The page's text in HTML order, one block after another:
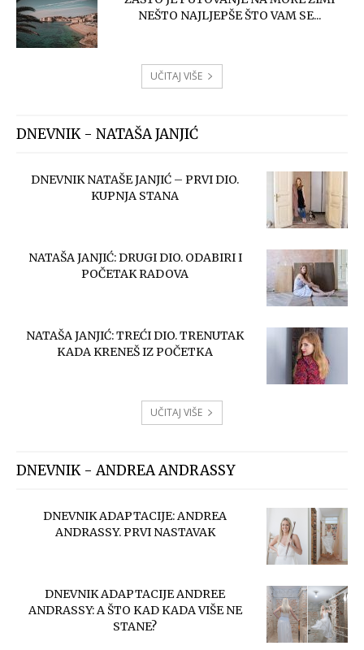
NEŠTO NAJLJEPŠE ŠTO VAM SE...
UČITAJ VIŠE
DNEVNIK - NATAŠA JANJIĆ
DNEVNIK NATAŠE JANJIĆ – PRVI DIO.
KUPNJA STANA
NATAŠA JANJIĆ: DRUGI DIO. ODABIRI I
POČETAK RADOVA
NATAŠA JANJIĆ: TREĆI DIO. TRENUTAK
KADA KRENEŠ IZ POČETKA
UČITAJ VIŠE
DNEVNIK - ANDREA ANDRASSY
DNEVNIK ADAPTACIJE: ANDREA
ANDRASSY. PRVI NASTAVAK
DNEVNIK ADAPTACIJE ANDREE
ANDRASSY: A ŠTO KAD KADA VIŠE NE
STANE?